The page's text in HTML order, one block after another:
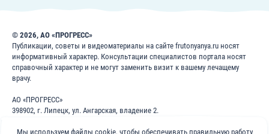
© 2026, АО «ПРОГРЕСС»
Публикации, советы и видеоматериалы на сайте frutonyanya.ru носят
информативный характер. Консультации специалистов портала носят
справочный характер и не могут заменить визит к вашему лечащему
врачу.
АО «ПРОГРЕСС»
398902, г. Липецк, ул. Ангарская, владение 2.
ОГРН: 1024840823996
Мы используем файлы cookie, чтобы обеспечивать правильную работу